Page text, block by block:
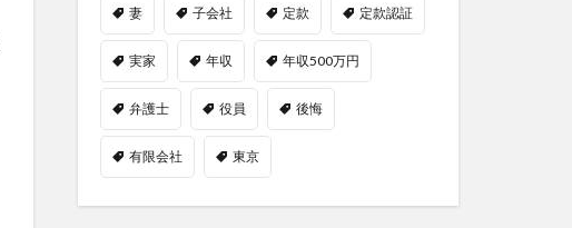
妻 子会社 定款 定款認証
実家 年収 年収500万円
弁護士 役員 後悔
有限会社 東京